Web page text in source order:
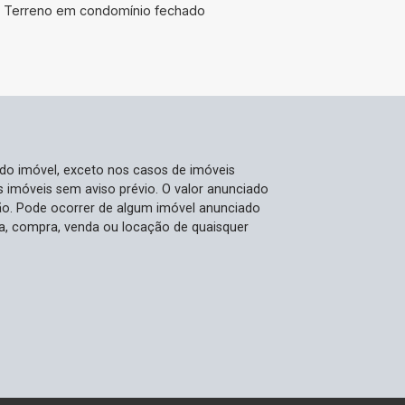
Terreno em condomínio fechado
imóvel, exceto nos casos de imóveis
sem aviso prévio. O valor anunciado
Pode ocorrer de algum imóvel anunciado
compra, venda ou locação de quaisquer